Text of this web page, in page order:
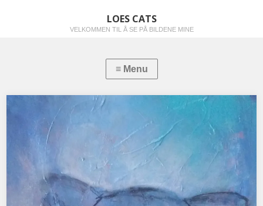
LOES CATS
VELKOMMEN TIL Å SE PÅ BILDENE MINE